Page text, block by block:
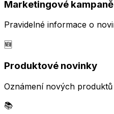
Marketingové kampaně
Pravidelné informace o
🆕
Produktové novinky
Oznámení nových
📚